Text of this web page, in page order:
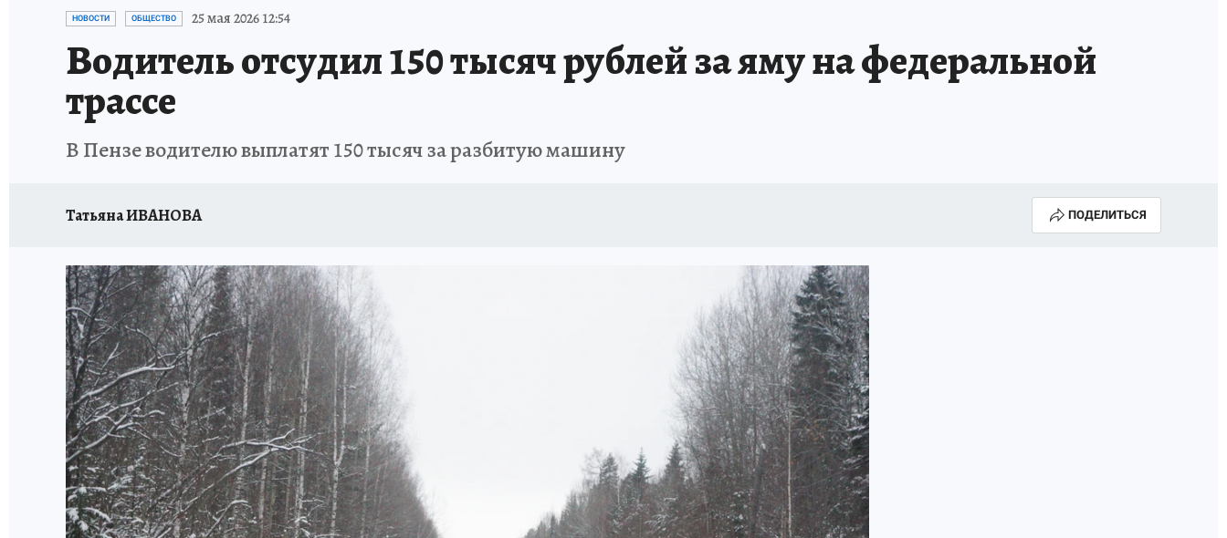
ПРОИСШЕСТВИЯ АФИША
НОВОСТИ ОБЩЕСТВО 25 мая 2026 12:54
Водитель отсудил 150 тысяч рублей за яму на федеральной
трассе
В Пензе водителю выплатят 150 тысяч за разбитую машину
Татьяна ИВАНОВА ПОДЕЛИТЬСЯ